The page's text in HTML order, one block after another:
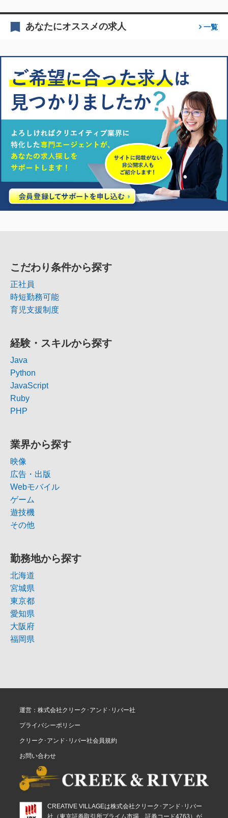
あなたにオススメの求人 一覧
こだわり条件から探す
正社員
時短勤務可能
育児支援制度
経験・スキルから探す
Java
Python
JavaScript
Ruby
PHP
業界から探す
映像
広告・出版
Webモバイル
ゲーム
遊技機
その他
勤務地から探す
北海道
宮城県
東京都
愛知県
大阪府
福岡県
運営：株式会社クリーク･アンド･リバー社
プライバシーポリシー
クリーク･アンド･リバー社会員規約
お問い合わせ
CREATIVE VILLAGEは株式会社クリーク･アンド･リバー
社（東京証券取引所プライム市場、証券コード4763）が